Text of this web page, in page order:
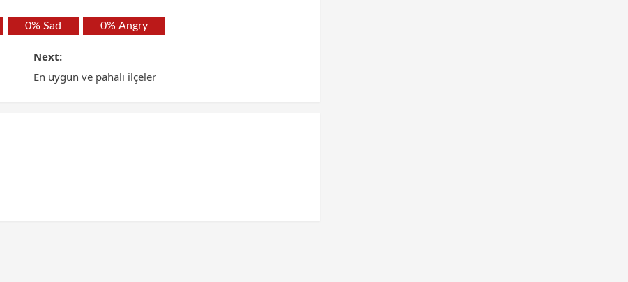
0% Sad 0% Angry
Next:
En uygun ve pahalı ilçeler